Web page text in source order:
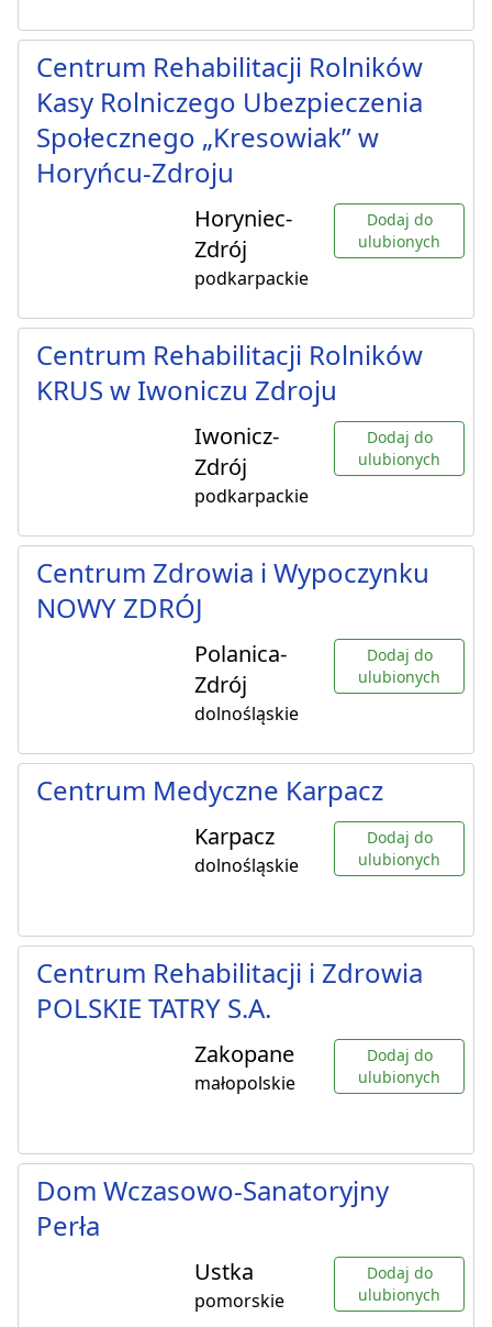
Centrum Rehabilitacji Rolników
Kasy Rolniczego Ubezpieczenia
Społecznego „Kresowiak” w
Horyńcu-Zdroju
Horyniec-
Zdrój
podkarpackie
Dodaj do
ulubionych
Centrum Rehabilitacji Rolników
KRUS w Iwoniczu Zdroju
Iwonicz-
Zdrój
podkarpackie
Dodaj do
ulubionych
Centrum Zdrowia i Wypoczynku
NOWY ZDRÓJ
Polanica-
Zdrój
dolnośląskie
Dodaj do
ulubionych
Centrum Medyczne Karpacz
Karpacz
dolnośląskie
Dodaj do
ulubionych
Centrum Rehabilitacji i Zdrowia
POLSKIE TATRY S.A.
Zakopane
małopolskie
Dodaj do
ulubionych
Dom Wczasowo-Sanatoryjny
Perła
Ustka
pomorskie
Dodaj do
ulubionych